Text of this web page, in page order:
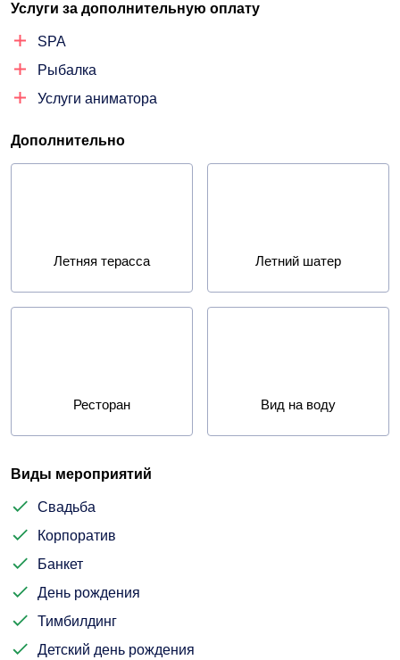
Услуги за дополнительную оплату
SPA
Рыбалка
Услуги аниматора
Дополнительно
Летняя терасса Летний шатер
Ресторан Вид на воду
Виды мероприятий
Свадьба
Корпоратив
Банкет
День рождения
Тимбилдинг
Детский день рождения